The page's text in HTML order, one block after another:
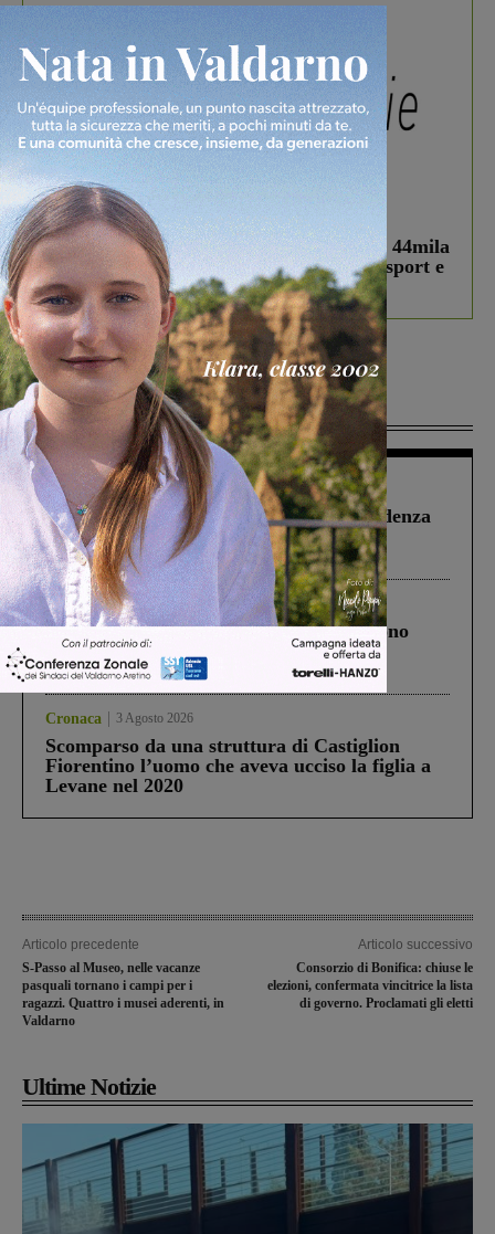
In vetrina 3 Agosto 2026
Estra Notizie agosto: Smart Cities, oltre 44mila
studenti coinvolti, torna il bando per lo sport e
debutta il podcast Estrair
Più lette
Figline Incisa Valdarno 1 Agosto 2026
Piscina di Figline finanziata oltre la scadenza
Pnrr, il gruppo di Fratelli d’Italia: “Un
ringraziamento al Governo”
Cronaca 4 Agosto 2026
Un anno fa la strage in A1 in cui morirono
Gianni, Giulia e Franco. Lo schianto, il
processo, lo stop ai sorpassi fra tir....
Cronaca 3 Agosto 2026
Scomparso da una struttura di Castiglion
Fiorentino l’uomo che aveva ucciso la figlia a
Levane nel 2020
Articolo precedente
S-Passo al Museo, nelle vacanze
pasquali tornano i campi per i
ragazzi. Quattro i musei aderenti, in
Valdarno
Articolo successivo
Consorzio di Bonifica: chiuse le
elezioni, confermata vincitrice la lista
di governo. Proclamati gli eletti
Ultime Notizie